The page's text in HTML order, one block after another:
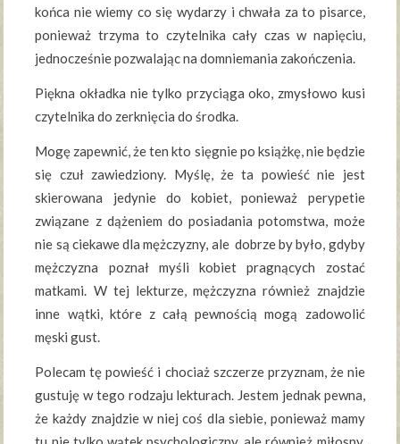
końca nie wiemy co się wydarzy i chwała za to pisarce,
ponieważ trzyma to czytelnika cały czas w napięciu,
jednocześnie pozwalając na domniemania zakończenia.
Piękna okładka nie tylko przyciąga oko, zmysłowo kusi
czytelnika do zerknięcia do środka.
Mogę zapewnić, że ten kto sięgnie po książkę, nie będzie
się czuł zawiedziony. Myślę, że ta powieść nie jest
skierowana jedynie do kobiet, ponieważ perypetie
związane z dążeniem do posiadania potomstwa, może
nie są ciekawe dla mężczyzny, ale dobrze by było, gdyby
mężczyzna poznał myśli kobiet pragnących zostać
matkami. W tej lekturze, mężczyzna również znajdzie
inne wątki, które z całą pewnością mogą zadowolić
męski gust.
Polecam tę powieść i chociaż szczerze przyznam, że nie
gustuję w tego rodzaju lekturach. Jestem jednak pewna,
że każdy znajdzie w niej coś dla siebie, ponieważ mamy